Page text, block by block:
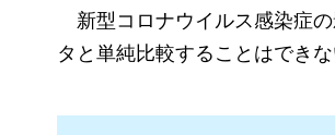
新型 コロナウイルス感染症
タと単純比較することはでき